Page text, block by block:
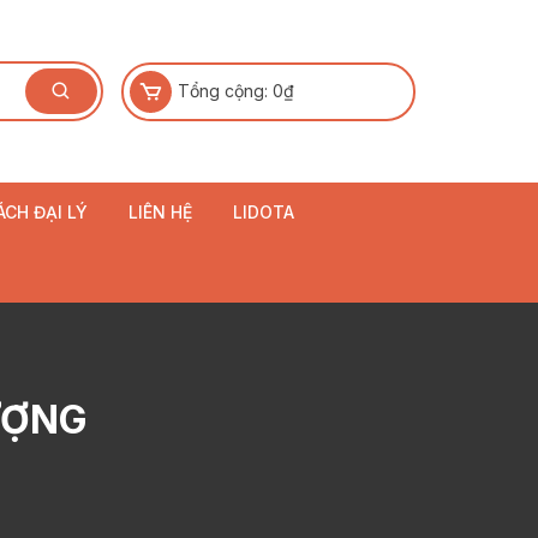
Tổng cộng: 0₫
ĐẠI LÝ LIÊN HỆ LIDOTA